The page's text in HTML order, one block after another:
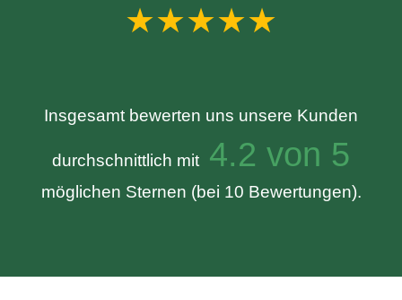
★★★★★
Insgesamt bewerten uns unsere Kunden
durchschnittlich mit 4.2 von 5
möglichen Sternen (bei 10 Bewertungen).